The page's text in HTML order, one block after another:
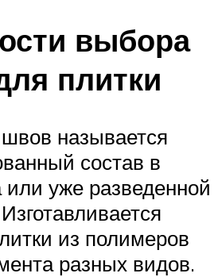
выбора
плитки
называется
состав в
уже разведенной
из полимеров
разных видов.